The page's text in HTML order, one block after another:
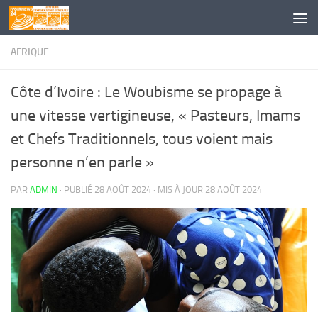
Skip to content
AFRIQUE
Côte d’Ivoire : Le Woubisme se propage à
une vitesse vertigineuse, « Pasteurs, Imams
et Chefs Traditionnels, tous voient mais
personne n’en parle »
PAR ADMIN · PUBLIÉ 28 AOÛT 2024 · MIS À JOUR 28 AOÛT 2024